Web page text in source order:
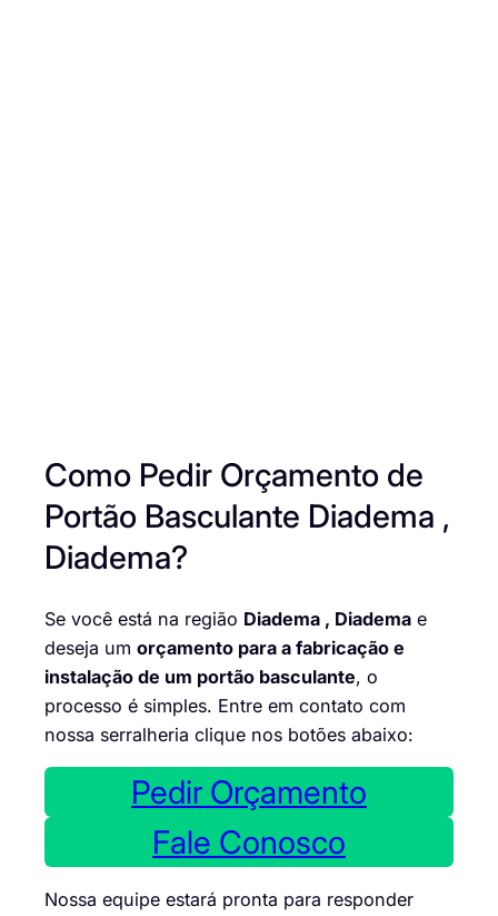
Como Pedir Orçamento de
Portão Basculante Diadema ,
Diadema?
Se você está na região Diadema , Diadema e
deseja um orçamento para a fabricação e
instalação de um portão basculante, o
processo é simples. Entre em contato com
nossa serralheria clique nos botões abaixo:
Pedir Orçamento
Fale Conosco
Nossa equipe estará pronta para responder